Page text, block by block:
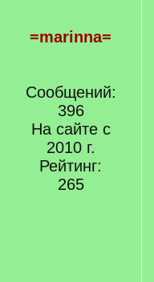
=marinna=
Сообщений:
396
На сайте с
2010 г.
Рейтинг:
265